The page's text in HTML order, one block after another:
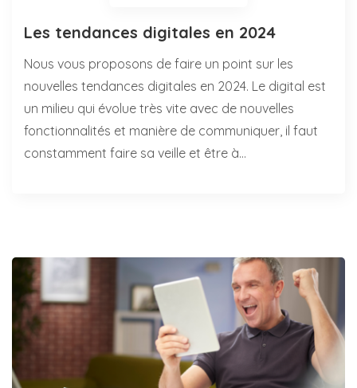
Les tendances digitales en 2024
Nous vous proposons de faire un point sur les
nouvelles tendances digitales en 2024. Le digital est
un milieu qui évolue très vite avec de nouvelles
fonctionnalités et manière de communiquer, il faut
constamment faire sa veille et être à…